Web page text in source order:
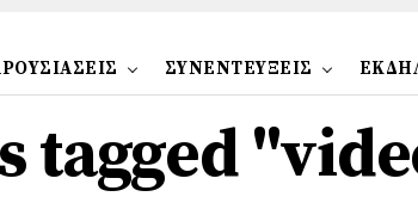
ΣΥΝΕΝΤΕΥΞΕΙΣ
tagged